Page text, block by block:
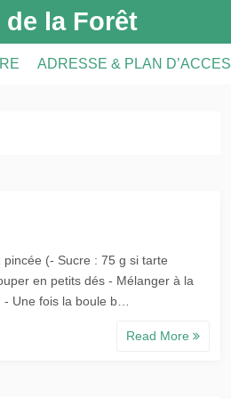
de la Forêt
ADRESSE & PLAN D’ACCES
(- Sucre : 75 g si tarte
en petits dés - Mélanger à la
Une fois la boule b…
Read More